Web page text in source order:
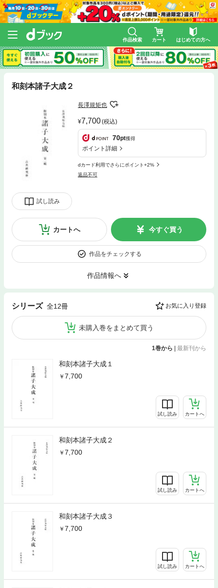
作品検索 カート はじめての方へ
和刻本諸子大成２
試し読み
長澤規矩也
7,700(税込)
70pt獲得
ポイント詳細
dカード利用でさらにポイント+2%
返品不可
カートへ 今すぐ買う
作品をチェックする
作品情報へ
シリーズ 全12冊 お気に入り登録
未購入巻をまとめて買う
1巻から 最新刊から
和刻本諸子大成１
7,700
試し読み カートへ
和刻本諸子大成２
7,700
試し読み カートへ
和刻本諸子大成３
7,700
試し読み カートへ